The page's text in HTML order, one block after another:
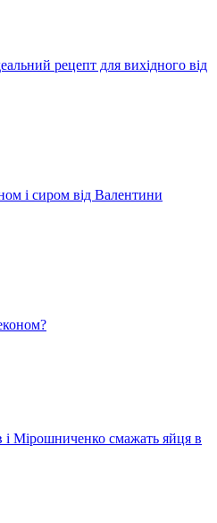
рецепт для вихідного від
і сиром від Валентини
Мірошниченко смажать яйця в